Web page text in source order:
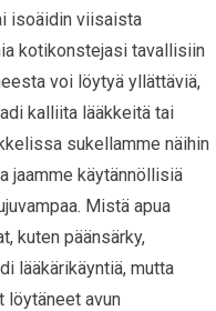
isoäidin viisaista
kotikonstejasi tavallisiin
voi löytyä yllättäviä,
kalliita lääkkeitä tai
sukellamme näihin
jaamme käytännöllisiä
Mistä apua
kuten päänsärky,
lääkärikäyntiä, mutta
löytäneet avun